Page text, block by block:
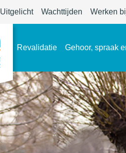
Uitgelicht Wachttijden Werken
Revalidatie Gehoor, spraak